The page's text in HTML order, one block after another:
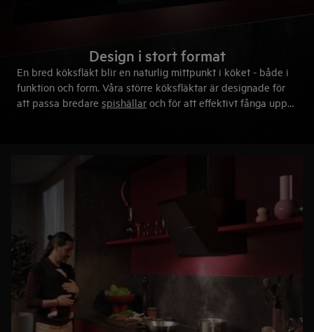
Design i stort format
En bred köksfläkt blir en naturlig mittpunkt i köket - både i
funktion och form. Våra större köksfläktar är designade för
att passa bredare spishällar och för att effektivt fånga upp